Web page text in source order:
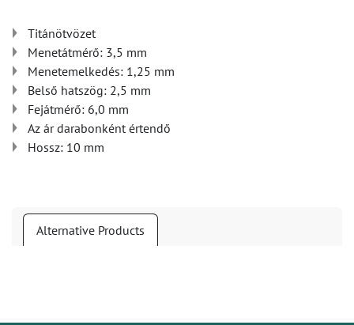
Titánötvözet
Menetátmérő: 3,5 mm
Menetemelkedés: 1,25 mm
Belső hatszög: 2,5 mm
Fejátmérő: 6,0 mm
Az ár darabonként értendő
Hossz: 10 mm
Alternative Products